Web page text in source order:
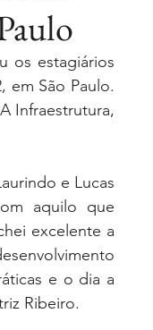
os estagiários
em São Paulo.
Infraestrutura,
e Lucas
aquilo que
excelente a
e o dia a
Ribeiro.